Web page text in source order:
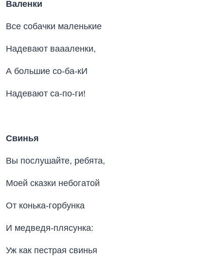
Валенки
Все собачки маленькие
Надевают ваааленки,
А большие со-ба-кИ
Надевают са-по-ги!
Свинья
Вы послушайте, ребята,
Моей сказки небогатой
От конька-горбунка
И медведя-плясунка:
Уж как пестрая свинья